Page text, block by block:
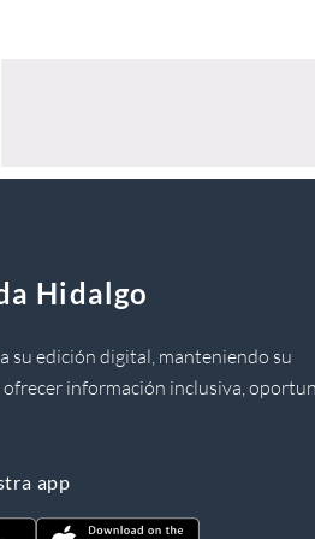
Hidalgo
su edición digital, manteniendo su
información inclusiva,
app